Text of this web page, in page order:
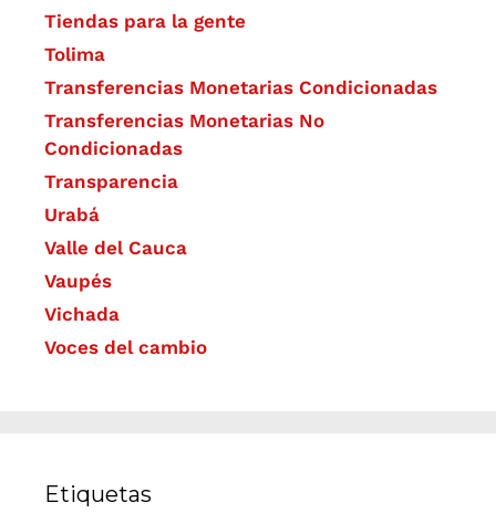
Tiendas para la gente
Tolima
Transferencias Monetarias Condicionadas
Transferencias Monetarias No
Condicionadas
Transparencia
Urabá
Valle del Cauca
Vaupés
Vichada
Voces del cambio
Etiquetas